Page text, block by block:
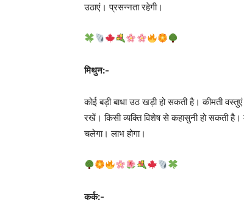
उठाएं। प्रसन्नता रहेगी।
मिथुन:-
कोई बड़ी बाधा उठ खड़ी हो सकती है। कीमती
रखें। किसी व्यक्ति विशेष से कहासुनी हो सकती
चलेगा। लाभ होगा।
कर्क:-